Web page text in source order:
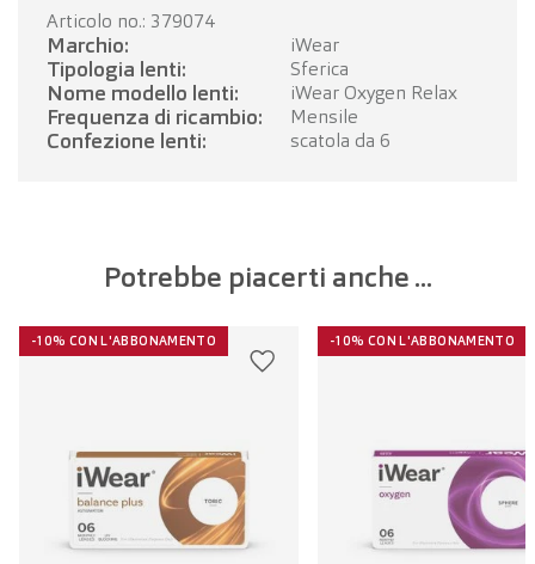
Articolo no.: 379074
Marchio: iWear
Tipologia lenti: Sferica
Nome modello lenti: iWear Oxygen Relax
Frequenza di ricambio: Mensile
Confezione lenti: scatola da 6
Potrebbe piacerti anche ...
-10% CON L'ABBONAMENTO -10% CON L'ABBONAMENTO